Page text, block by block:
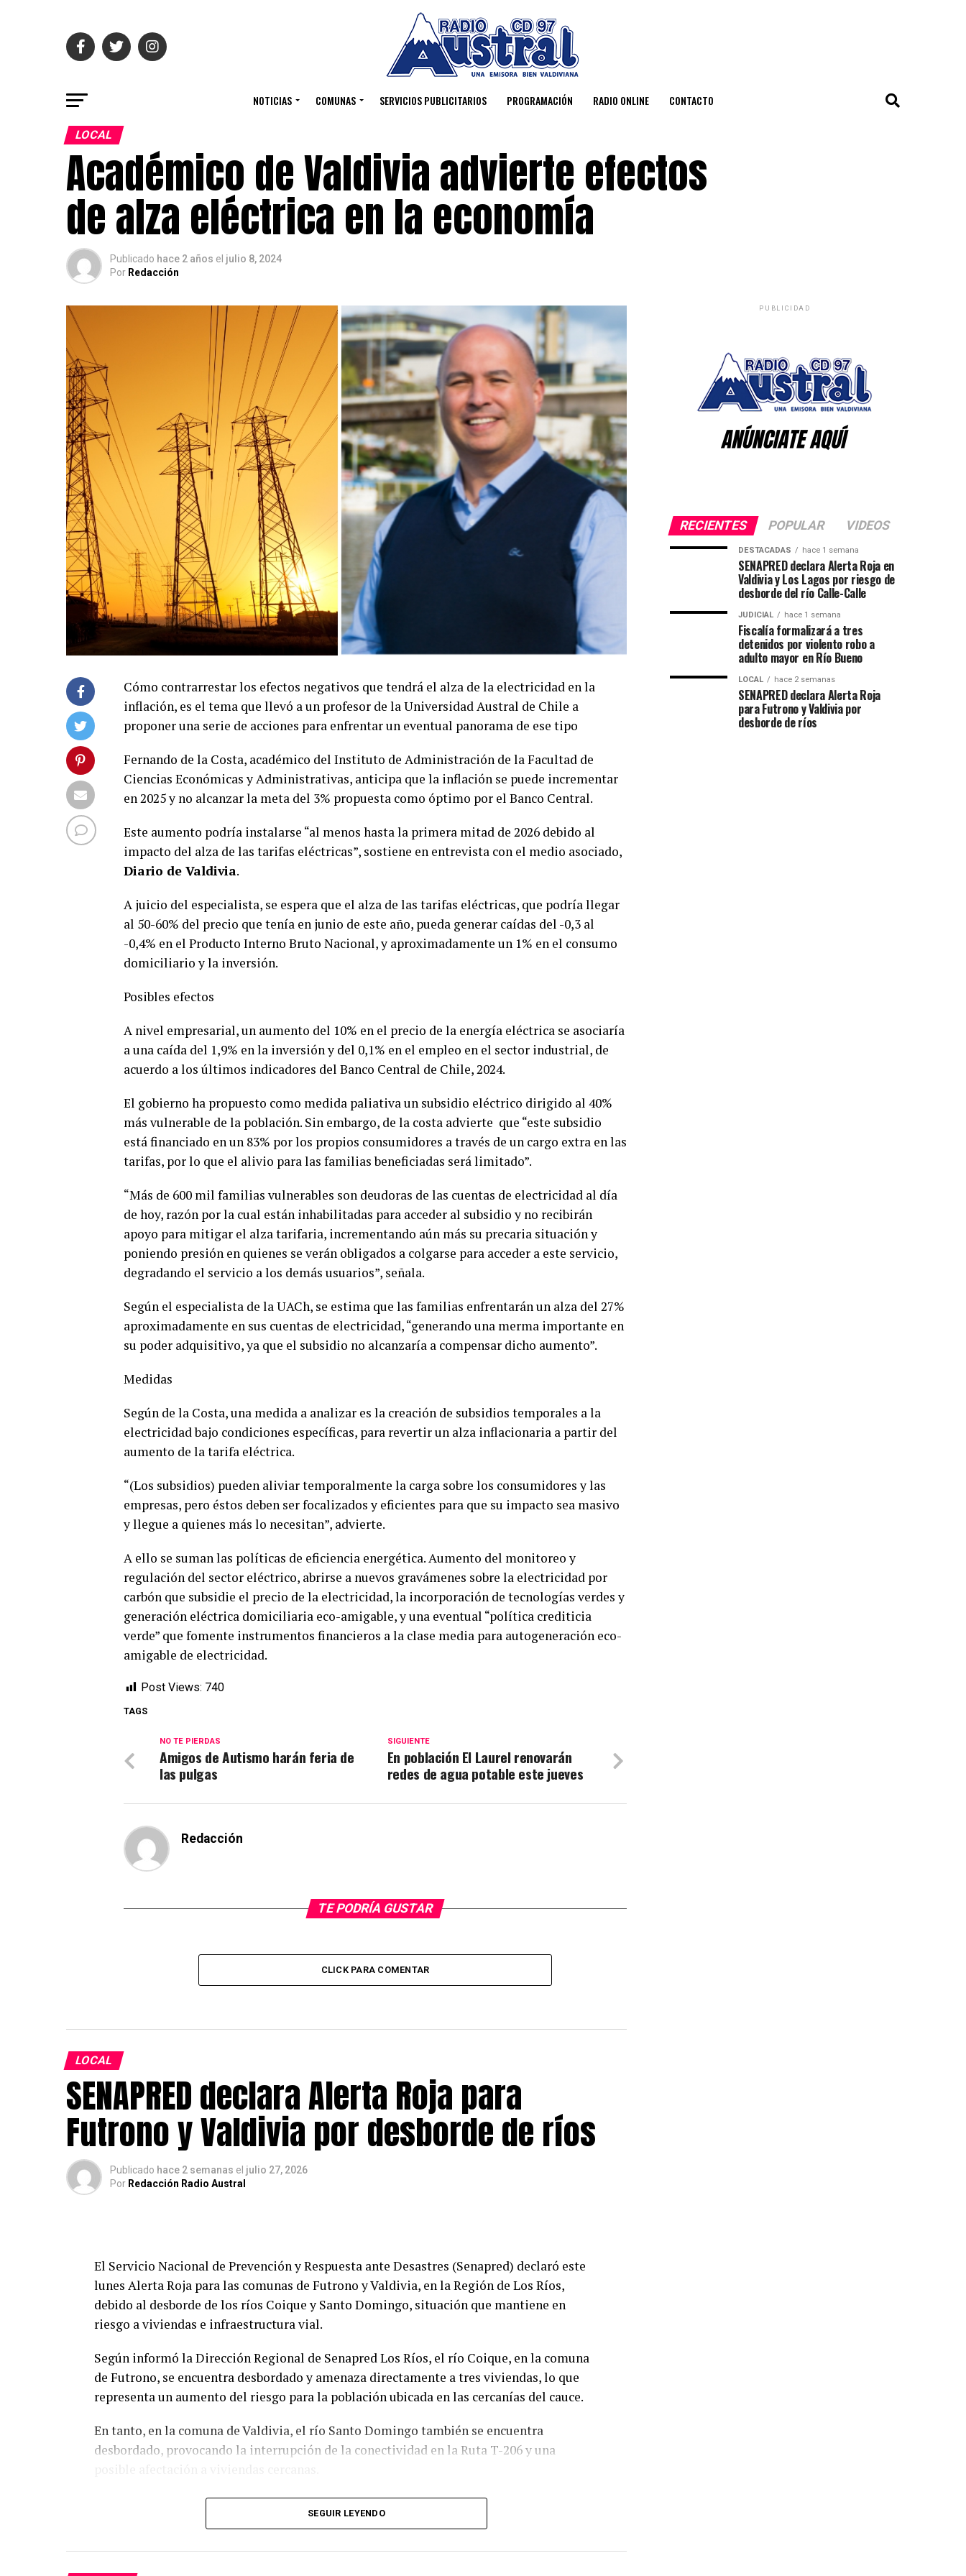
NOTICIAS COMUNAS SERVICIOS PUBLICITARIOS PROGRAMACIÓN RADIO ONLINE CONTACTO
LOCAL
Académico de Valdivia advierte efectos
de alza eléctrica en la economía
Publicado hace 2 años el julio 8, 2024
Por Redacción
Cómo contrarrestar los efectos negativos que tendrá el alza de la electricidad en la
inflación, es el tema que llevó a un profesor de la Universidad Austral de Chile a
proponer una serie de acciones para enfrentar un eventual panorama de ese tipo
Fernando de la Costa, académico del Instituto de Administración de la Facultad de
Ciencias Económicas y Administrativas, anticipa que la inflación se puede incrementar
en 2025 y no alcanzar la meta del 3% propuesta como óptimo por el Banco Central.
Este aumento podría instalarse “al menos hasta la primera mitad de 2026 debido al
impacto del alza de las tarifas eléctricas”, sostiene en entrevista con el medio asociado,
Diario de Valdivia.
A juicio del especialista, se espera que el alza de las tarifas eléctricas, que podría llegar
al 50-60% del precio que tenía en junio de este año, pueda generar caídas del -0,3 al
-0,4% en el Producto Interno Bruto Nacional, y aproximadamente un 1% en el consumo
domiciliario y la inversión.
Posibles efectos
A nivel empresarial, un aumento del 10% en el precio de la energía eléctrica se asociaría
a una caída del 1,9% en la inversión y del 0,1% en el empleo en el sector industrial, de
acuerdo a los últimos indicadores del Banco Central de Chile, 2024.
El gobierno ha propuesto como medida paliativa un subsidio eléctrico dirigido al 40%
más vulnerable de la población. Sin embargo, de la costa advierte que “este subsidio
está financiado en un 83% por los propios consumidores a través de un cargo extra en las
tarifas, por lo que el alivio para las familias beneficiadas será limitado”.
“Más de 600 mil familias vulnerables son deudoras de las cuentas de electricidad al día
de hoy, razón por la cual están inhabilitadas para acceder al subsidio y no recibirán
apoyo para mitigar el alza tarifaria, incrementando aún más su precaria situación y
poniendo presión en quienes se verán obligados a colgarse para acceder a este servicio,
degradando el servicio a los demás usuarios”, señala.
Según el especialista de la UACh, se estima que las familias enfrentarán un alza del 27%
aproximadamente en sus cuentas de electricidad, “generando una merma importante en
su poder adquisitivo, ya que el subsidio no alcanzaría a compensar dicho aumento”.
Medidas
Según de la Costa, una medida a analizar es la creación de subsidios temporales a la
electricidad bajo condiciones específicas, para revertir un alza inflacionaria a partir del
aumento de la tarifa eléctrica.
“(Los subsidios) pueden aliviar temporalmente la carga sobre los consumidores y las
empresas, pero éstos deben ser focalizados y eficientes para que su impacto sea masivo
y llegue a quienes más lo necesitan”, advierte.
A ello se suman las políticas de eficiencia energética. Aumento del monitoreo y
regulación del sector eléctrico, abrirse a nuevos gravámenes sobre la electricidad por
carbón que subsidie el precio de la electricidad, la incorporación de tecnologías verdes y
generación eléctrica domiciliaria eco-amigable, y una eventual “política crediticia
verde” que fomente instrumentos financieros a la clase media para autogeneración eco-
amigable de electricidad.
Post Views: 740
TAGS
SIGUIENTE
En población El Laurel renovarán
redes de agua potable este jueves
NO TE PIERDAS
Amigos de Autismo harán feria de
las pulgas
Redacción
TE PODRÍA GUSTAR
CLICK PARA COMENTAR
LOCAL
SENAPRED declara Alerta Roja para
Futrono y Valdivia por desborde de ríos
Publicado hace 2 semanas el julio 27, 2026
Por Redacción Radio Austral
El Servicio Nacional de Prevención y Respuesta ante Desastres (Senapred) declaró este
lunes Alerta Roja para las comunas de Futrono y Valdivia, en la Región de Los Ríos,
debido al desborde de los ríos Coique y Santo Domingo, situación que mantiene en
riesgo a viviendas e infraestructura vial.
Según informó la Dirección Regional de Senapred Los Ríos, el río Coique, en la comuna
de Futrono, se encuentra desbordado y amenaza directamente a tres viviendas, lo que
representa un aumento del riesgo para la población ubicada en las cercanías del cauce.
En tanto, en la comuna de Valdivia, el río Santo Domingo también se encuentra
desbordado, provocando la interrupción de la conectividad en la Ruta T-206 y una
La Alerta Roja comenzó a regir este lunes y permanecerá vigente hasta que las
SEGUIR LEYENDO
PUBLICIDAD
RECIENTES POPULAR VIDEOS
DESTACADAS hace 1 semana
SENAPRED declara Alerta Roja en
Valdivia y Los Lagos por riesgo de
desborde del río Calle-Calle
JUDICIAL hace 1 semana
Fiscalía formalizará a tres
detenidos por violento robo a
adulto mayor en Río Bueno
LOCAL hace 2 semanas
SENAPRED declara Alerta Roja
para Futrono y Valdivia por
desborde de ríos